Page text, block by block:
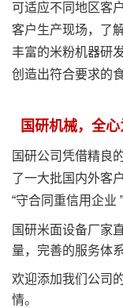
可适应不同地区客
客户生产现场，了
丰富的米粉机器研
创造出符合要求的
国研机械，全
国研公司凭借精良
了一大批国内外客
“守合同重信用企业
国研米面设备厂家
量，完善的服务体
欢迎添加我们公司
情。